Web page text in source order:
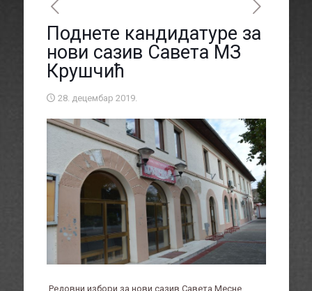
Поднете кандидатуре за
нови сазив Савета МЗ
Крушчић
28. децембар 2019.
Редовни избори за нови сазив Савета Месне